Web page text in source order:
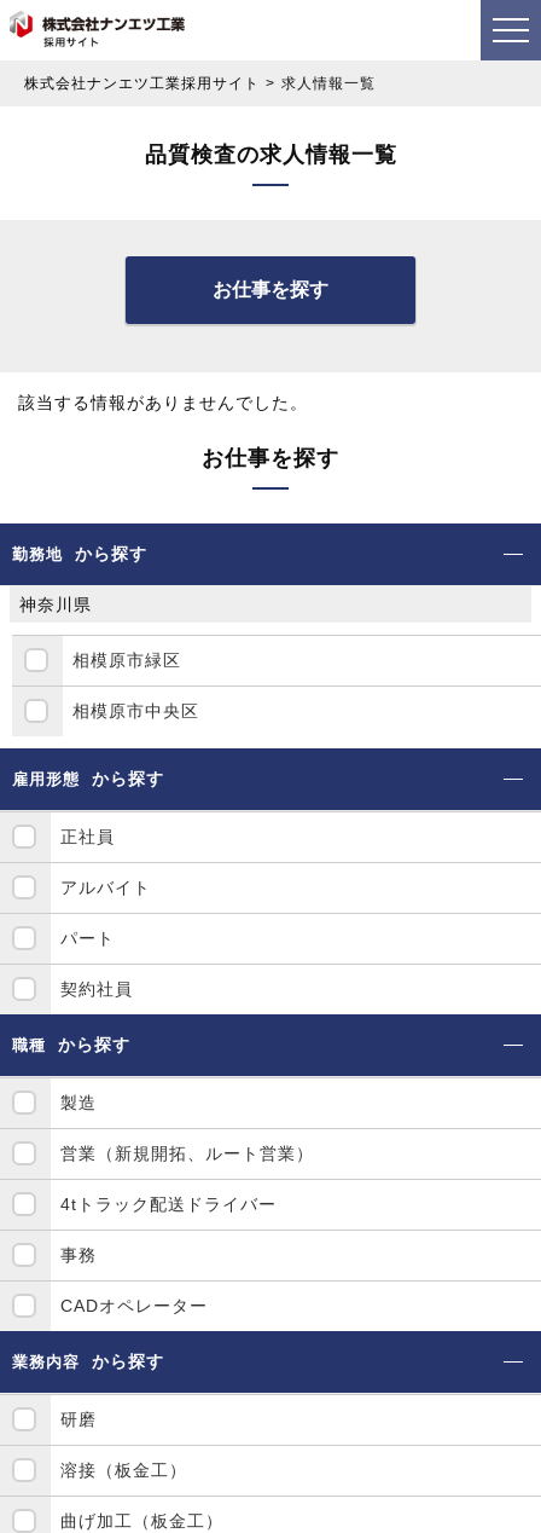
株式会社ナンエツ工業採用サイト 求人情報一覧
品質検査の求人情報一覧
お仕事を探す
該当する情報がありませんでした。
お仕事を探す
勤務地 から探す
神奈川県
相模原市緑区
相模原市中央区
雇用形態 から探す
正社員
アルバイト
パート
契約社員
職種 から探す
製造
営業（新規開拓、ルート営業）
4tトラック配送ドライバー
事務
CADオペレーター
業務内容 から探す
研磨
溶接（板金工）
曲げ加工（板金工）